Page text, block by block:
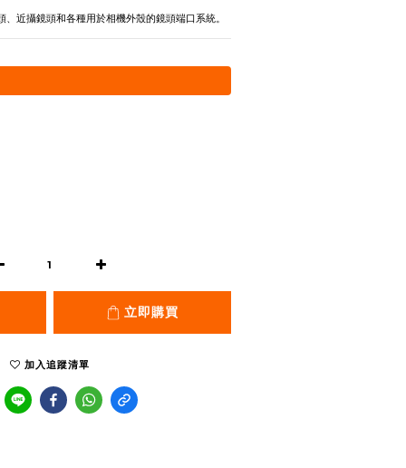
近攝鏡頭和各種用於相機外殼的鏡頭端口系統。
立即購買
加入追蹤清單